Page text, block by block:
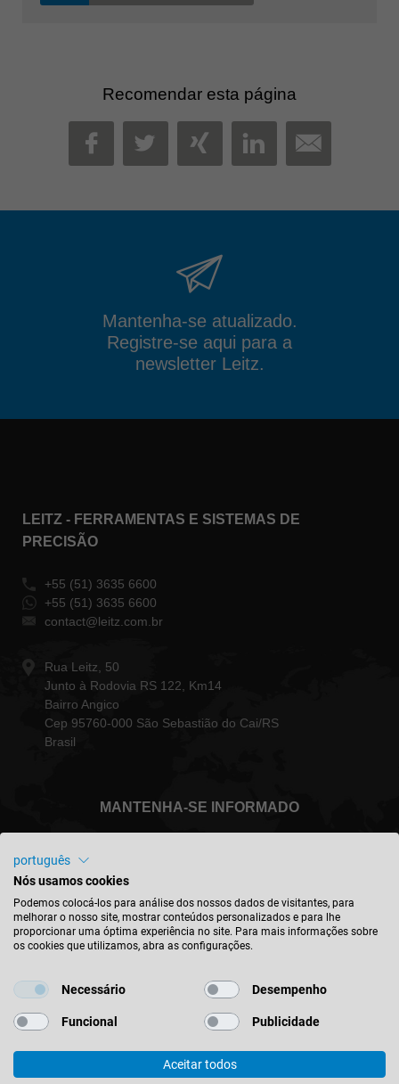
Recomendar esta página
FACEBOOK
TWITTER
XINGLINKEDIN
MAIL
Mantenha-se atualizado.
Registre-se aqui para a
newsletter Leitz.
LEITZ - FERRAMENTAS E SISTEMAS DE
PRECISÃO
+55 (51) 3635 6600
+55 (51) 3635 6600
contact@leitz.com.br
Rua Leitz, 50
Junto à Rodovia RS 122, Km14
Bairro Angico
Cep 95760-000 São Sebastião do Cai/RS
Brasil
MANTENHA-SE INFORMADO
Brasil - português
© 2026 Leitz GmbH & Co. KG
português
Nós usamos cookies
Podemos colocá-los para análise dos nossos dados de visitantes, para
melhorar o nosso site, mostrar conteúdos personalizados e para lhe
proporcionar uma óptima experiência no site. Para mais informações sobre
os cookies que utilizamos, abra as configurações.
Necessário Desempenho
Funcional Publicidade
Aceitar todos